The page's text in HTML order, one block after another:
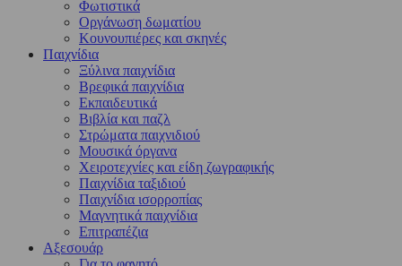
Φωτιστικά
Οργάνωση δωματίου
Κουνουπιέρες και σκηνές
Παιχνίδια
Ξύλινα παιχνίδια
Βρεφικά παιχνίδια
Εκπαιδευτικά
Βιβλία και παζλ
Στρώματα παιχνιδιού
Μουσικά όργανα
Χειροτεχνίες και είδη ζωγραφικής
Παιχνίδια ταξιδιού
Παιχνίδια ισορροπίας
Μαγνητικά παιχνίδια
Επιτραπέζια
Αξεσουάρ